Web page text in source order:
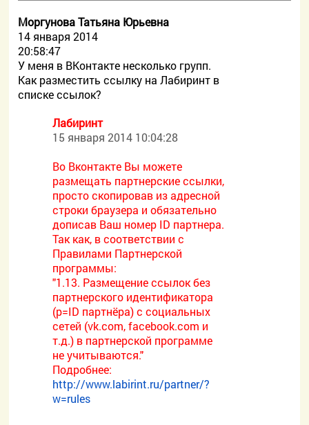
Моргунова Татьяна Юрьевна
14 января 2014
20:58:47
У меня в ВКонтакте несколько групп.
Как разместить ссылку на Лабиринт в
списке ссылок?
Лабиринт
15 января 2014 10:04:28
Во Вконтакте Вы можете
размещать партнерские ссылки,
просто скопировав из адресной
строки браузера и обязательно
дописав Ваш номер ID партнера.
Так как, в соответствии с
Правилами Партнерской
программы:
"1.13. Размещение ссылок без
партнерского идентификатора
(p=ID партнёра) с социальных
сетей (vk.com, facebook.com и
т.д.) в партнерской программе
не учитываются."
Подробнее:
http://www.labirint.ru/partner/?
w=rules